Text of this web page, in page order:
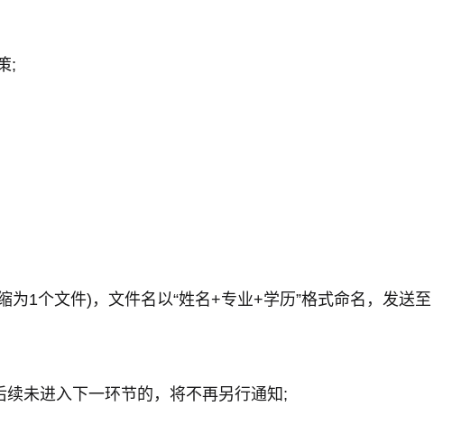
;
1个文件)，文件名以“姓名+专业+学历”格式命名，发送至
未进入下一环节的，将不再另行通知;